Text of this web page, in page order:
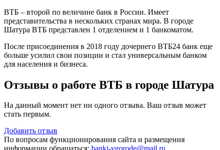
ВТБ – второй по величине банк в России. Имеет
представительства в нескольких странах мира. В городе
Шатура ВТБ представлен 1 отделением и 1 банкоматом.
После присоединения в 2018 году дочернего ВТБ24 банк еще
больше усилил свои позиции и стал универсальным банком
для населения и бизнеса.
Отзывы о работе ВТБ в городе Шатура
На данный момент нет ни одного отзыва. Ваш отзыв может
стать первым.
Добавить отзыв
По вопросам функционирования сайта и размещения